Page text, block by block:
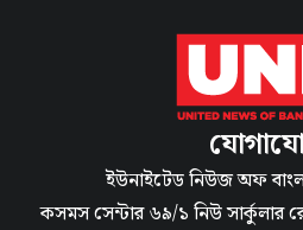
ইউনাইটেড নিউজ অফ
কসমস সেন্টার ৬৯/১ নিউ সার্কুলার